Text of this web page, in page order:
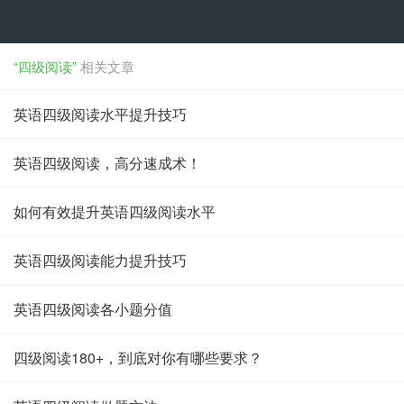
“四级阅读”相关文章
英语四级阅读水平提升技巧
英语四级阅读，高分速成术！
如何有效提升英语四级阅读水平
英语四级阅读能力提升技巧
英语四级阅读各小题分值
四级阅读180+，到底对你有哪些要求？